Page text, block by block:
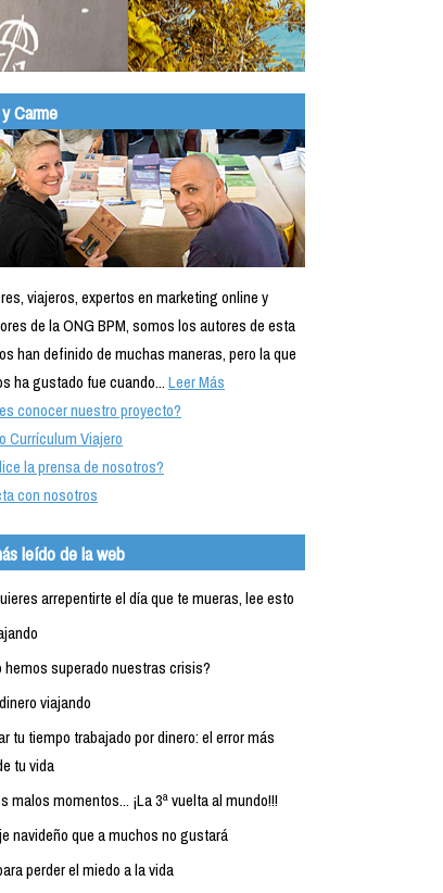
Carme
viajeros, expertos en marketing online y
de la ONG BPM, somos los autores de esta
han definido de muchas maneras, pero la que
ha gustado fue cuando...Leer Más
conocer nuestro proyecto?
Currículum Viajero
la prensa de nosotros?
con nosotros
leído de la web
arrepentirte el día que te mueras, lee esto
hemos superado nuestras crisis?
viajando
tu tiempo trabajado por dinero: el error más
tu vida
malos momentos... ¡La 3ª vuelta al mundo!!!
navideño que a muchos no gustará
perder el miedo a la vida